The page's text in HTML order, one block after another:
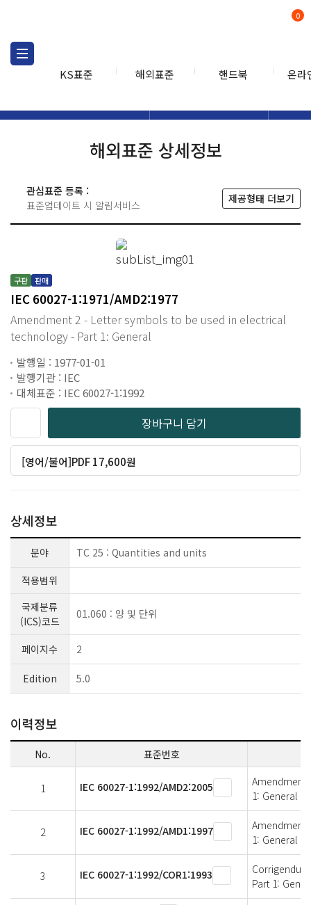
KS표준 해외표준 핸드북 온라
0
해외표준 상세정보
관심표준 등록 :
표준업데이트 시 알림서비스
제공형태 더보기
구판 판매
IEC 60027-1:1971/AMD2:1977
Amendment 2 - Letter symbols to be used in electrical
technology - Part 1: General
발행일 : 1977-01-01
발행기관 : IEC
대체표준 : IEC 60027-1:1992
장바구니 담기
[영어/불어]PDF 17,600원
상세정보
분야
TC 25 : Quantities and units
적용범위
국제분류
(ICS)코드
01.060 : 양 및 단위
페이지수 2
Edition 5.0
이력정보
No. 표준번호
1 IEC 60027-1:1992/AMD2:2005
Amendment
1: General
2 IEC 60027-1:1992/AMD1:1997
Amendment
1: General
3 IEC 60027-1:1992/COR1:1993
Part 1: